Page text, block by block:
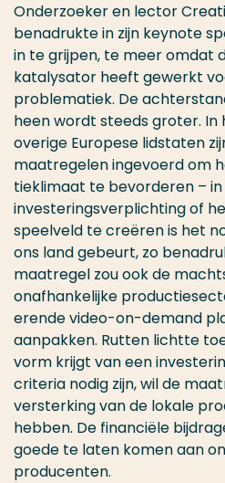
Onder­zoeker en lector
benadrukte in zijn keynote
in te grijpen, te meer omdat
katalysator heeft gewerkt
prob­lematiek. De
heen wordt steeds groter.
overige Europese lidstaten
maatregelen ingevoerd om
tiek­li­maat te bevorderen –
invester­ingsver­plichting of
speelveld te creëren is het
ons land gebeurt, zo
maatregel zou ook de
onafhanke­lijke
erende video-on-demand
aanpakken. Rutten lichtte
vorm krijgt van een
criteria nodig zijn, wil de
versterking van de lokale
hebben. De finan­ciële
goede te laten komen aan
producenten.